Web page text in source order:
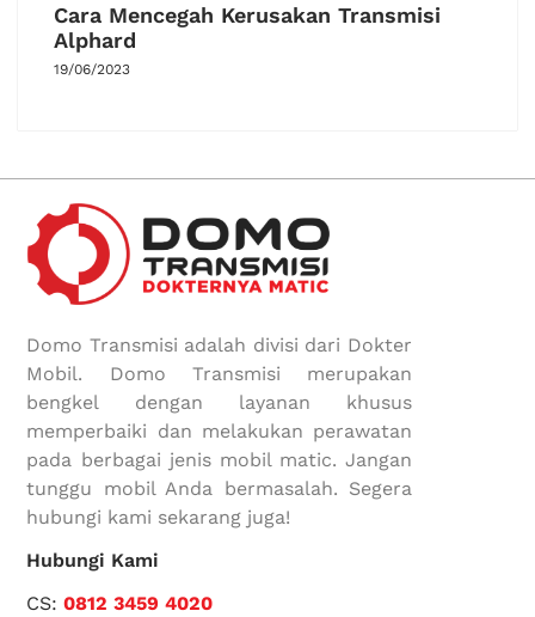
Cara Mencegah Kerusakan Transmisi
Alphard
19/06/2023
Domo Transmisi adalah divisi dari Dokter
Mobil. Domo Transmisi merupakan
bengkel dengan layanan khusus
memperbaiki dan melakukan perawatan
pada berbagai jenis mobil matic. Jangan
tunggu mobil Anda bermasalah. Segera
hubungi kami sekarang juga!
Hubungi Kami
CS:0812 3459 4020